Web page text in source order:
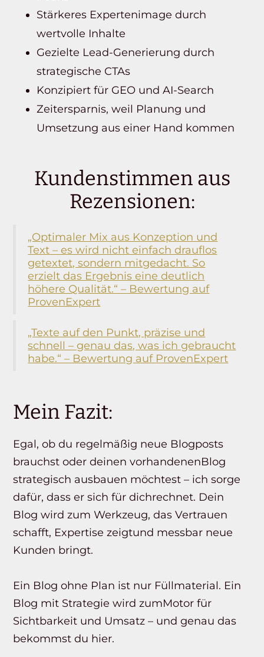
Stärkeres Expertenimage durch
wertvolle Inhalte
Gezielte Lead-Generierung durch
strategische CTAs
Konzipiert für GEO und AI-Search
Zeitersparnis, weil Planung und
Umsetzung aus einer Hand kommen
Kundenstimmen aus
Rezensionen:
„Optimaler Mix aus Konzeption und
Text – es wird nicht einfach drauflos
getextet, sondern mitgedacht. So
erzielt das Ergebnis eine deutlich
höhere Qualität.“ – Bewertung auf
ProvenExpert
„Texte auf den Punkt, präzise und
schnell – genau das, was ich gebraucht
habe.“ – Bewertung auf ProvenExpert
Mein Fazit:
Egal, ob du regelmäßig neue Blogposts
brauchst oder deinen vorhandenenBlog
strategisch ausbauen möchtest – ich sorge
dafür, dass er sich für dichrechnet. Dein
Blog wird zum Werkzeug, das Vertrauen
schafft, Expertise zeigtund messbar neue
Kunden bringt.
Ein Blog ohne Plan ist nur Füllmaterial. Ein
Blog mit Strategie wird zumMotor für
Sichtbarkeit und Umsatz – und genau das
bekommst du hier.